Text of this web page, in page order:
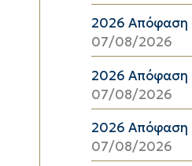
2026 Απόφαση
07/08/2026
2026 Απόφαση
07/08/2026
2026 Απόφαση
07/08/2026